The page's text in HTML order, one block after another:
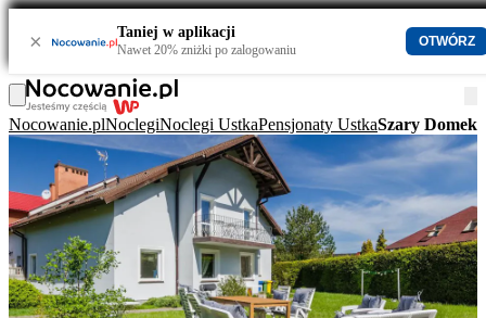
× Taniej w aplikacji
Nawet 20% zniżki po zalogowaniu
OTWÓRZ
Nocowanie.plNoclegiNoclegi UstkaPensjonaty UstkaSzary Domek